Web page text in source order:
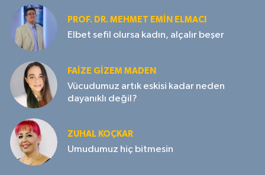
PROF. DR. MEHMET EMIN ELMACI
Elbet sefil olursa kadın, alçalır beşer
FAIZE GIZEM MADEN
Vücudumuz artık eskisi kadar neden
dayanıklı değil?
ZUHAL KOÇKAR
Umudumuz hiç bitmesin